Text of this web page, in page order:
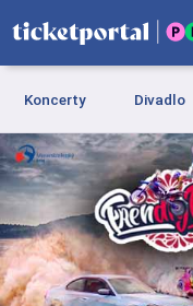
Koncerty Divadlo